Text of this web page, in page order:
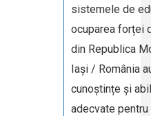
sistemele de
ocuparea forței
din Republica
Iași / România
cunoștințe și
adecvate